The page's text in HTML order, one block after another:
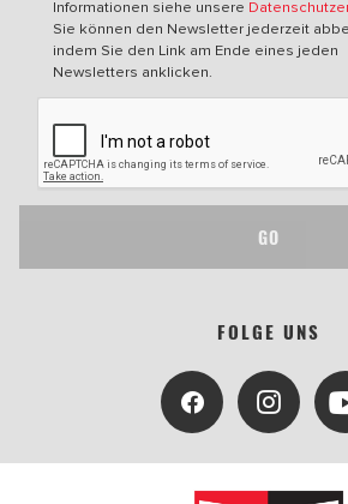
Informationen siehe unsere
Sie können den Newsletter jederzeit
indem Sie den Link am Ende eines jeden
Newsletters anklicken.
GO
FOLGE UNS